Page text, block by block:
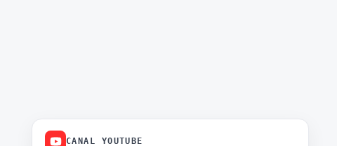
CANAL YOUTUBE